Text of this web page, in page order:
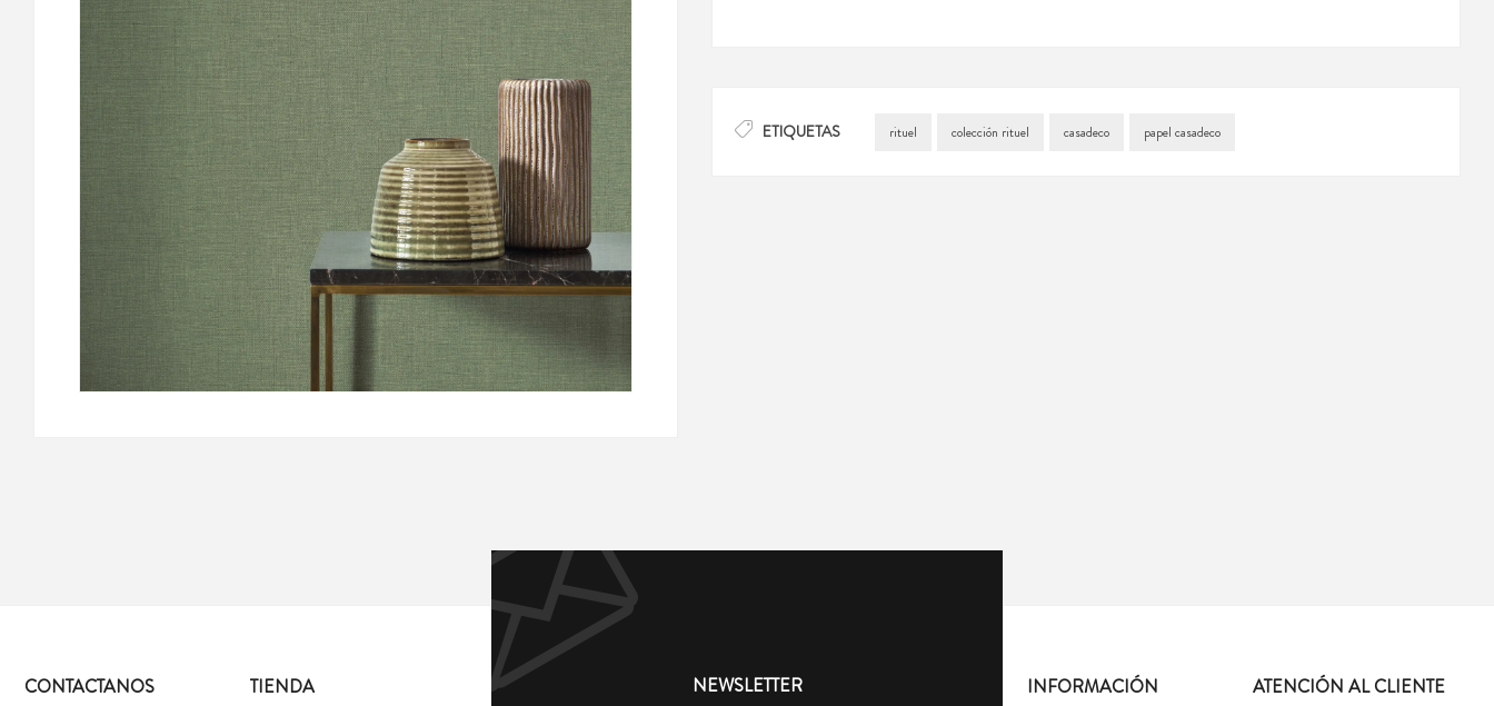
ETIQUETAS rituel colección rituel casadeco papel casadeco
NEWSLETTER
CONTACTANOS TIENDA INFORMACIÓN ATENCIÓN AL CLIENTE